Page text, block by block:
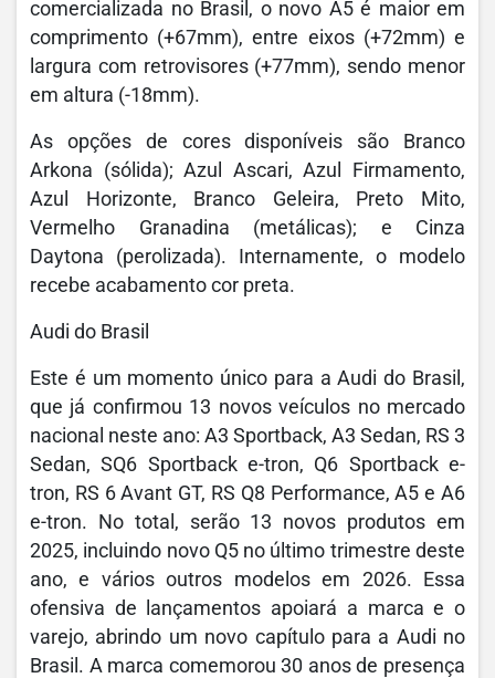
comercializada no Brasil, o novo A5 é maior em
comprimento (+67mm), entre eixos (+72mm) e
largura com retrovisores (+77mm), sendo menor
em altura (-18mm).
As opções de cores disponíveis são Branco
Arkona (sólida); Azul Ascari, Azul Firmamento,
Azul Horizonte, Branco Geleira, Preto Mito,
Vermelho Granadina (metálicas); e Cinza
Daytona (perolizada). Internamente, o modelo
recebe acabamento cor preta.
Audi do Brasil
Este é um momento único para a Audi do Brasil,
que já confirmou 13 novos veículos no mercado
nacional neste ano: A3 Sportback, A3 Sedan, RS 3
Sedan, SQ6 Sportback e-tron, Q6 Sportback e-
tron, RS 6 Avant GT, RS Q8 Performance, A5 e A6
e-tron. No total, serão 13 novos produtos em
2025, incluindo novo Q5 no último trimestre deste
ano, e vários outros modelos em 2026. Essa
ofensiva de lançamentos apoiará a marca e o
varejo, abrindo um novo capítulo para a Audi no
Brasil. A marca comemorou 30 anos de presença